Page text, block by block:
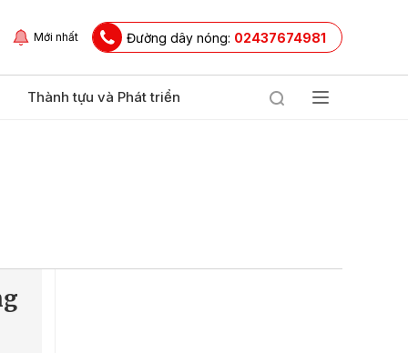
Mới nhất Đường dây nóng: 02437674981
Thành tựu và Phát triển